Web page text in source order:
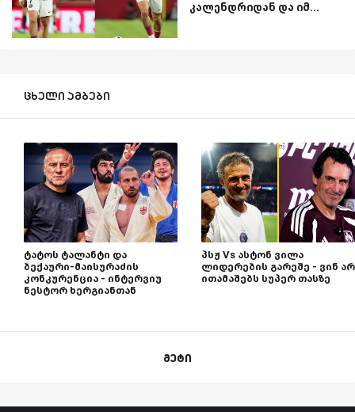
კალენდრიდან და იმ...
ცხელი ამბები
ტატოს ტალანტი და
ბექაური-მაისურაძის
კონკურენცია - ინტერვიუ
ნესტორ ხერგიანთან
პსჟ Vs ასტონ ვილა
ლიდერების გარეშე - ვინ არ
ითამაშებს სუპერ თასზე
მეტი